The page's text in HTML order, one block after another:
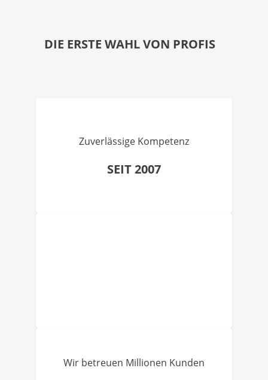
DIE ERSTE WAHL VON PROFIS
Zuverlässige Kompetenz
SEIT 2007
Wir betreuen Millionen Kunden